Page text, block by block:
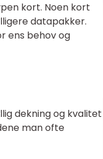
kort. Noen kort
datapakker.
ens behov og
dekning og kvalitet
man ofte